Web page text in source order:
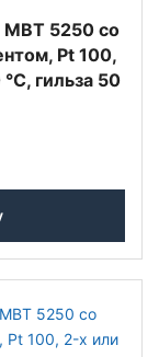
5250 со
Pt 100,
гильза 50